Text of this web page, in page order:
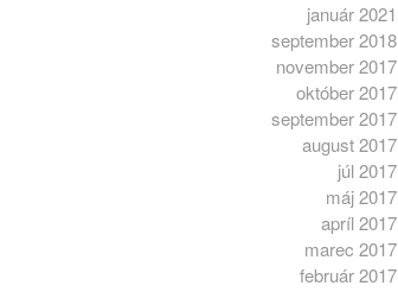
január 2021
september 2018
november 2017
október 2017
september 2017
august 2017
júl 2017
máj 2017
apríl 2017
marec 2017
február 2017